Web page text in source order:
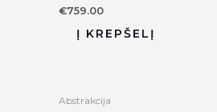
€759.00
Abstrakcija